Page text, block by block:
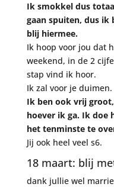
Ik smokkel dus
gaan spuiten, dus ik
blij hiermee.
Ik hoop voor jou dat
weekend, in de 2
stap vind ik hoor.
Ik zal voor je duimen.
Ik ben ook vrij
hoever ik ga. Ik doe
het tenminste te
Jij ook heel veel s6.
18 maart: blij
dank jullie wel